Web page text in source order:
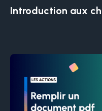
Introduction aux